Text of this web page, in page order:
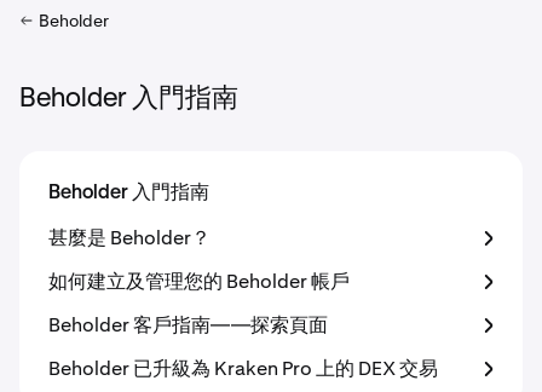
Beholder
Beholder 入門指南
Beholder 入門指南
甚麼是 Beholder？
如何建立及管理您的 Beholder 帳戶
Beholder 客戶指南——探索頁面
Beholder 已升級為 Kraken Pro 上的 DEX 交易